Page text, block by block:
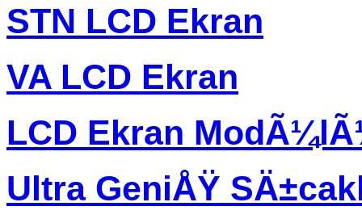
STN LCD Ekran
VA LCD Ekran
LCD Ekran
Ultra GeniÅŸ